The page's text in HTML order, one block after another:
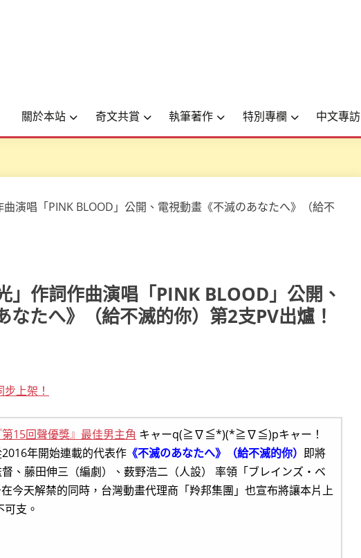
關於本站 奇文共賞 執筆著作 特別專欄 中文專訪
」作詞作曲演唱「PINK BLOOD」公開、
なたへ》（給不滅的你）第2支PV出爐！
上架！
第15回聲優獎』最佳男主角 キャーq(≧∇≦*)(*≧∇≦)pキャー！
年開始連載的代表作 《不滅のあなたへ》（給不滅的你） 即將
督、藤田伸三（編劇）、薮野浩二（人設） 率領「ブレインズ・ベ
今天解禁的同時，台灣動畫代理商「羚邦集團」也宣布將讓本片上
支。